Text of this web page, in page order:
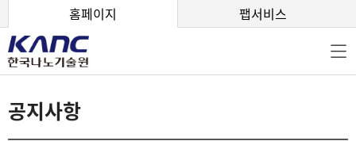
홈페이지 팹서비스
공지사항